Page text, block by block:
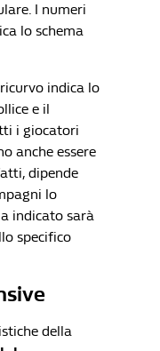
I numeri
lo schema
indica lo
e il
i giocatori
anche essere
dipende
lo
indicato sarà
specifico
della